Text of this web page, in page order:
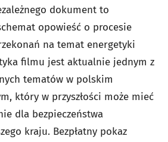
dokument to
opowieść o procesie
na temat energetyki
filmu jest aktualnie jednym z
tematów w polskim
który w przyszłości może mieć
dla bezpieczeństwa
kraju. Bezpłatny pokaz